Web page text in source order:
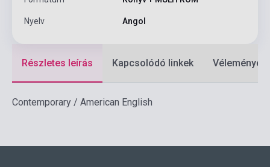
Nyelv Angol
Részletes leírás Kapcsolódó linkek Vélemények
Contemporary / American English